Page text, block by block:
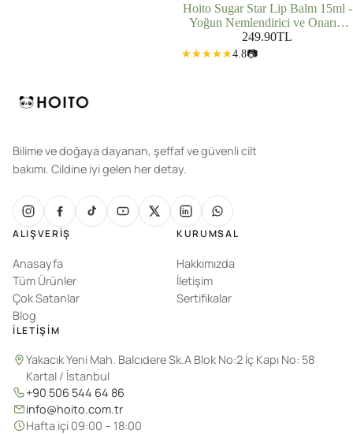
Hoito Sugar Star Lip Balm 15ml -
Yoğun Nemlendirici ve Onarıcı
Dudak Balmı
249.90TL
4.8📷
Bilime ve doğaya dayanan, şeffaf ve güvenli cilt
bakımı. Cildine iyi gelen her detay.
ALIŞVERIŞ
Anasayfa
Tüm Ürünler
Çok Satanlar
Blog
KURUMSAL
Hakkımızda
İletişim
Sertifikalar
İLETIŞIM
Yakacık Yeni Mah. Balcıdere Sk.A Blok No:2 İç Kapı No: 58
Kartal / İstanbul
+90 506 544 64 86
info@hoito.com.tr
Hafta içi 09:00 – 18:00